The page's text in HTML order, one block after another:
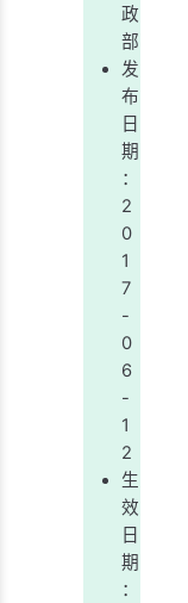
政
部
发
布
日
期
：
2
0
1
7
-
0
6
-
1
2
生
效
日
期
：